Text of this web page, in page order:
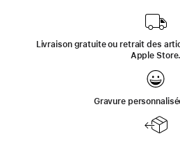
fenêtre)
Livraison gratuite ou retrait des
Apple Store.
Gravure